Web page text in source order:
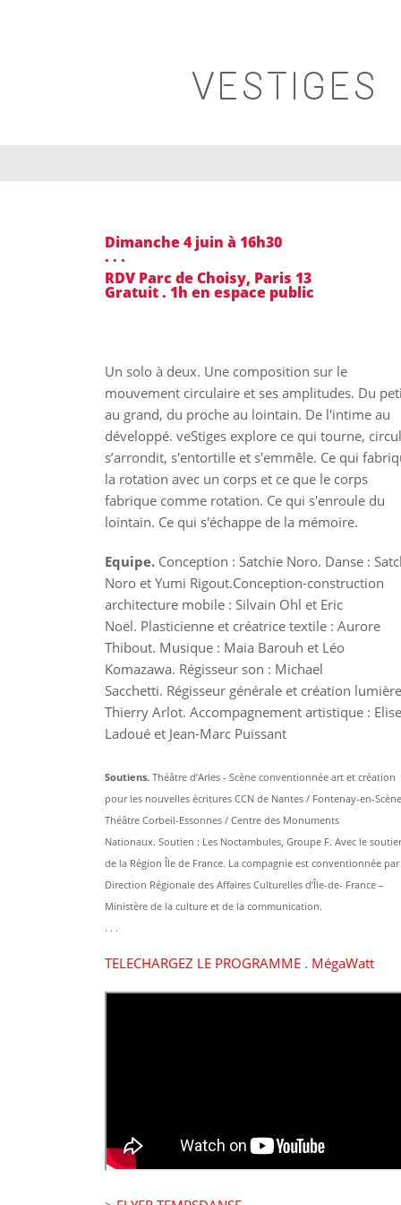
Dimanche 4 juin à 16h30
. . .
RDV Parc de Choisy, Paris 13
Gratuit . 1h en espace public
Un solo à deux. Une composition sur le
mouvement circulaire et ses amplitudes. Du
au grand, du proche au lointain. De l'intime au
développé. veStiges explore ce qui tourne,
s’arrondit, s'entortille et s'emmêle. Ce qui
la rotation avec un corps et ce que le corps
fabrique comme rotation. Ce qui s'enroule du
lointain. Ce qui s'échappe de la mémoire.
Equipe. Conception : Satchie Noro. Danse :
Noro et Yumi Rigout.Conception-construction
architecture mobile : Silvain Ohl et Eric
Noël. Plasticienne et créatrice textile : Aurore
Thibout. Musique : Maia Barouh et Léo
Komazawa. Régisseur son : Michael
Sacchetti. Régisseur générale et création
Thierry Arlot. Accompagnement artistique : Elise
Ladoué et Jean-Marc Puissant
Soutiens. Théâtre d’Arles - Scène conventionnée art et création
pour les nouvelles écritures CCN de Nantes / Fontenay-en-
Théâtre Corbeil-Essonnes / Centre des Monuments
Nationaux. Soutien : Les Noctambules, Groupe F. Avec le
de la Région Île de France. La compagnie est conventionnée
Direction Régionale des Affaires Culturelles d’Île-de- France –
Ministère de la culture et de la communication.
. . .
TELECHARGEZ LE PROGRAMME . MégaWatt